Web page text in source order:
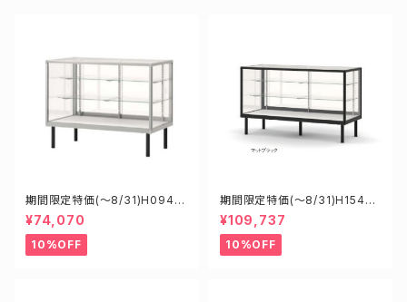
期間限定特価(～8/31)H0945
0S W900D450H900mm 新
型業務用ガラスケース ショーケ
ース
¥74,070
10%OFF
期間限定特価(～8/31)H15450
B W1500D450H900mm 新
型業務用ガラスケース ショーケ
ース
¥109,737
10%OFF